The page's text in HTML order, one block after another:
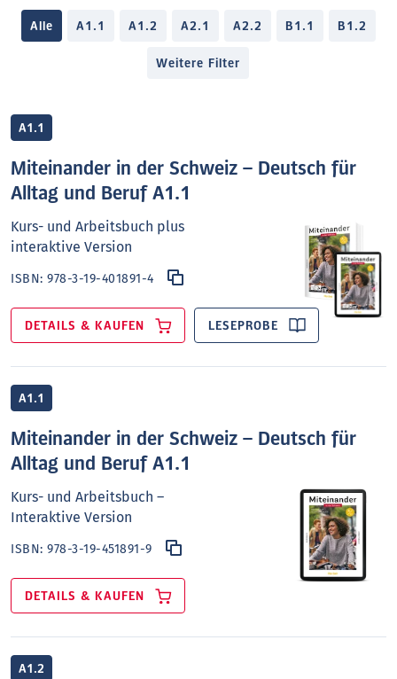
Alle A1.1 A1.2 A2.1 A2.2 B1.1 B1.2
Weitere Filter
A1.1
Miteinander in der Schweiz – Deutsch für
Alltag und Beruf A1.1
Kurs- und Arbeitsbuch plus
interaktive Version
ISBN:978-3-19-401891-4
DETAILS & KAUFEN LESEPROBE
A1.1
Miteinander in der Schweiz – Deutsch für
Alltag und Beruf A1.1
Kurs- und Arbeitsbuch –
Interaktive Version
ISBN:978-3-19-451891-9
DETAILS & KAUFEN
A1.2